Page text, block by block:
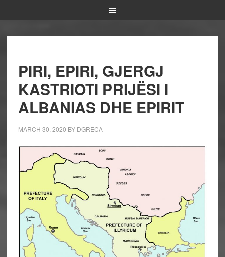
PIRI, EPIRI, GJERGJ
KASTRIOTI PRIJËSI I
ALBANIAS DHE EPIRIT
MARCH 30, 2020 BY DGRECA